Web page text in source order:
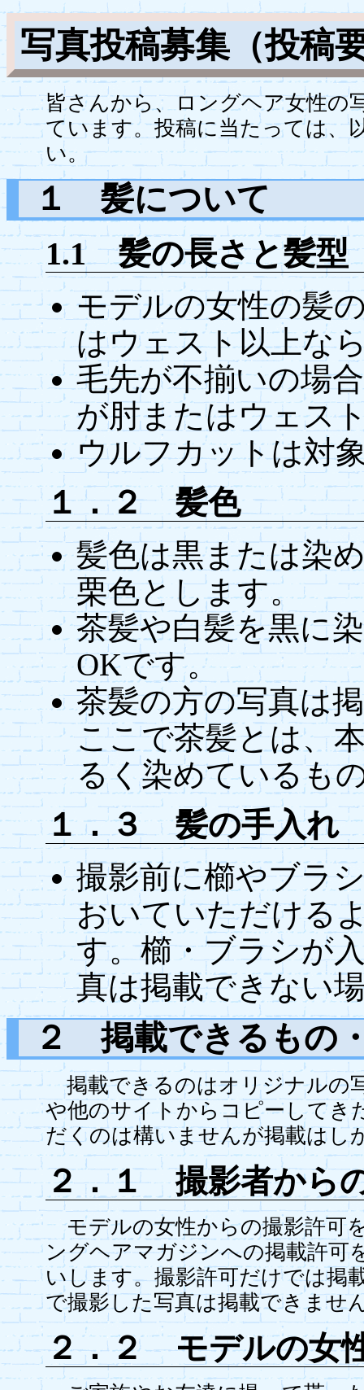
写真投稿募集（投稿
皆さんから、ロングヘア女性の
ています。投稿に当たっては、
い。
１ 髪について
1.1 髪の長さと髪型
モデルの女性の髪
はウェスト以上な
毛先が不揃いの場
が肘またはウェス
ウルフカットは対
１．２ 髪色
髪色は黒または染
栗色とします。
茶髪や白髪を黒に
OKです。
茶髪の方の写真は
ここで茶髪とは、
るく染めているも
１．３ 髪の手入れ
撮影前に櫛やブラ
おいていただける
す。櫛・ブラシが
真は掲載できない
２ 掲載できるもの
掲載できるのはオリジナルの
や他のサイトからコピーしてき
だくのは構いませんが掲載はし
２．１ 撮影者から
モデルの女性からの撮影許可
ングヘアマガジンへの掲載許可
いします。撮影許可だけでは掲
で撮影した写真は掲載できませ
２．２ モデルの女